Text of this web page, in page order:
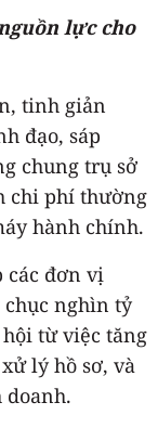
lực cho
tinh giản
đạo, sáp
chung trụ sở
chi phí thường
hành chính.
các đơn vị
nghìn tỷ
từ việc tăng
lý hồ sơ, và